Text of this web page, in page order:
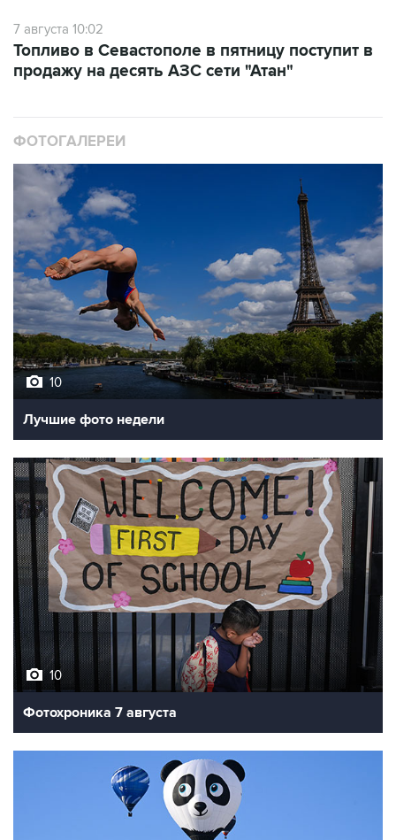
продажу на десять АЗС сети "Атан"
10
Лучшие фото недели
10
Фотохроника 7 августа